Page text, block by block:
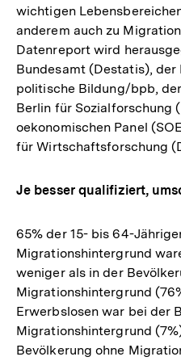
wichtigen
anderem auch zu
Datenreport wird
Bundesamt (Destatis),
politische Bildung/bpb,
Berlin für Sozialforschung
oekonomischen Panel
für Wirtschaftsforschung
Je besser qualifiziert,
65% der 15- bis 64-
Migrationshintergrund
weniger als in der
Migrationshintergrund
Erwerbslosen war bei der
Migrationshintergrund
Bevölkerung ohne